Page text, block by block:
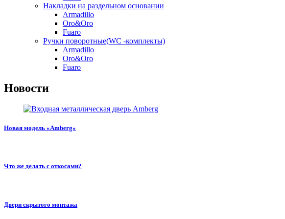
Накладки на раздельном основании
Armadillo
Oro&Oro
Fuaro
Ручки поворотные(WC -комплекты)
Armadillo
Oro&Oro
Fuaro
Новости
Новая модель «Amberg»
Что же делать с откосами?
Двери скрытого монтажа